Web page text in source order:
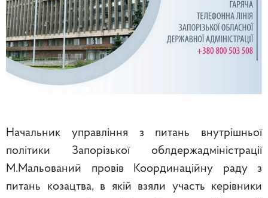
Начальник управління з питань внутрішньої
політики Запорізької облдержадміністрації
М.Мальований провів Координаційну раду з
питань козацтва, в якій взяли участь керівники